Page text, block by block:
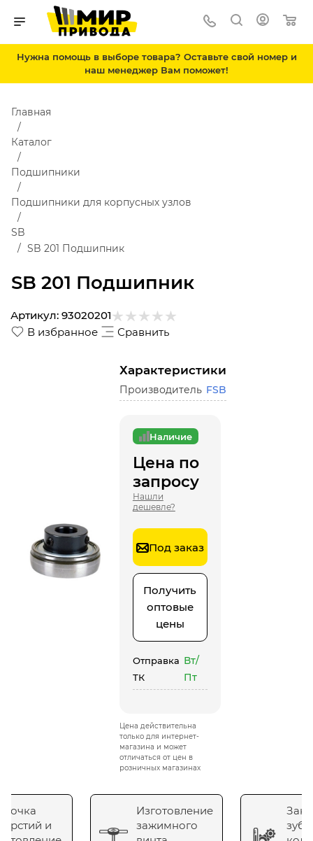
Нужна помощь в выборе товара? Оставьте свой номер и
наш менеджер Вам поможет!
SB 201 Подшипник
Главная
Каталог
Подшипники
Подшипники для корпусных узлов
SB
SB 201 Подшипник
В избранное Сравнить
Артикул: 93020201
Характеристики
Производитель FSB
Наличие
Цена по
запросу
Нашли
дешевле?
Под заказ
Получить
оптовые
цены
Отправка
ТК
Вт/
Пт
Цена действительна
только для интернет-
магазина и может
отличаться от цен в
розничных магазинах
и
Изготовление
зажимного